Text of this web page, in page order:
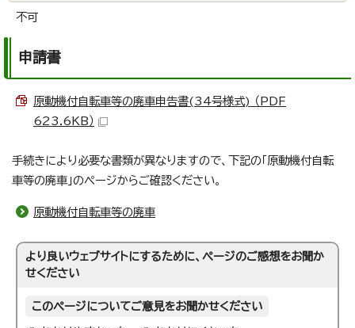
不可
申請書
原動機付自転車等の廃車申告書(34号様式) （PDF
623.6KB）
手続きにより必要な書類が異なりますので、下記の「原動機付自転
車等の廃車」のページからご確認ください。
原動機付自転車等の廃車
より良いウェブサイトにするために、ページのご感想をお聞か
せください
このページについてご意見をお聞かせください